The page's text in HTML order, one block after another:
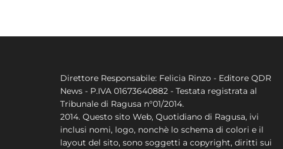
Direttore Responsabile: Felicia Rinzo - Editore QDR
News - P.IVA 01673640882 - Testata registrata al
Tribunale di Ragusa n°01/2014.
2014. Questo sito Web, Quotidiano di Ragusa, ivi
inclusi nomi, logo, nonchè lo schema di colori e il
layout del sito, sono soggetti a copyright, diritti sui